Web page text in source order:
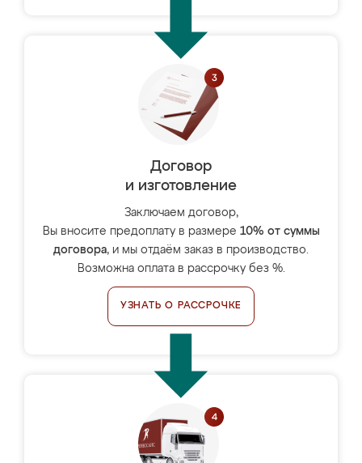
Договор
и изготовление
Заключаем договор,
Вы вносите предоплату в размере 10% от суммы
договора, и мы отдаём заказ в производство.
Возможна оплата в рассрочку без %.
УЗНАТЬ О РАССРОЧКЕ